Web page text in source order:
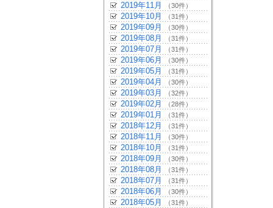
2019年11月 （30件）
2019年10月 （31件）
2019年09月 （30件）
2019年08月 （31件）
2019年07月 （31件）
2019年06月 （30件）
2019年05月 （31件）
2019年04月 （30件）
2019年03月 （32件）
2019年02月 （28件）
2019年01月 （31件）
2018年12月 （31件）
2018年11月 （30件）
2018年10月 （31件）
2018年09月 （30件）
2018年08月 （31件）
2018年07月 （31件）
2018年06月 （30件）
2018年05月 （31件）